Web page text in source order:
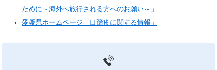
ために～海外へ旅行される方へのお願い～」
愛媛県ホームページ「口蹄疫に関する情報」